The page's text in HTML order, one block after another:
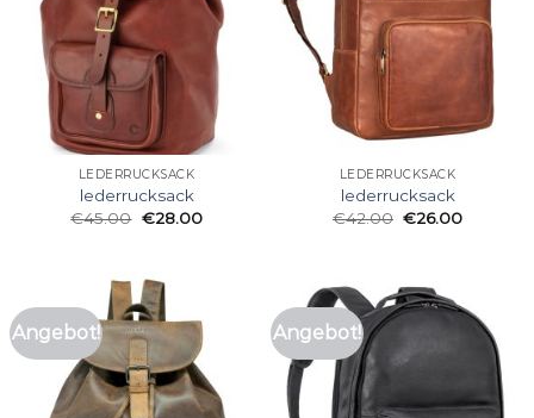
LEDERRUCKSACK
lederrucksack
€45.00 €28.00
LEDERRUCKSACK
lederrucksack
€42.00 €26.00
Angebot! Angebot!